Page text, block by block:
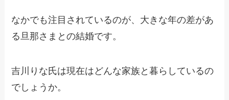
なかでも注目されているのが、大きな年の差があ
る旦那さまとの結婚です。
吉川りな氏は現在はどんな家族と暮らしているの
でしょうか。